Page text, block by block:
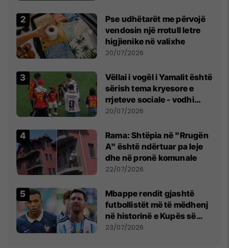
Pse udhëtarët me përvojë
vendosin një rrotull letre
higjienike në valixhe
20/07/2026
Vëllai i vogël i Yamalit është
sërish tema kryesore e
rrjeteve sociale - vodhi
vëmendjen pas finales së
20/07/2026
Rama: Shtëpia në "Rrugën
A" është ndërtuar pa leje
dhe në pronë komunale
22/07/2026
Mbappe rendit gjashtë
futbollistët më të mëdhenj
në historinë e Kupës së
Botës, Messi mbetet i dyti
23/07/2026